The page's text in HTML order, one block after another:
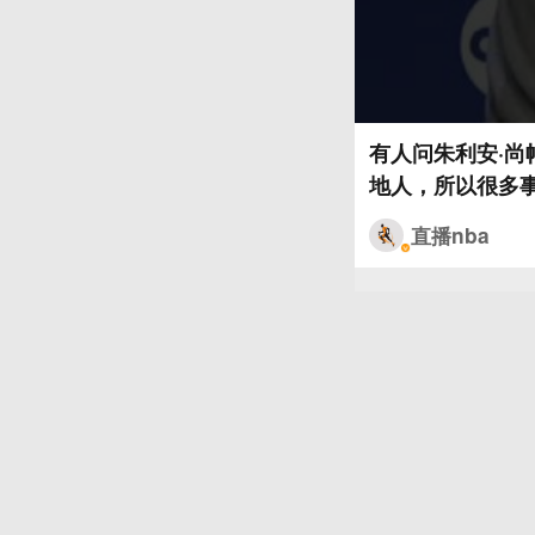
有人问朱利安·尚
地人，所以很多
直播nba